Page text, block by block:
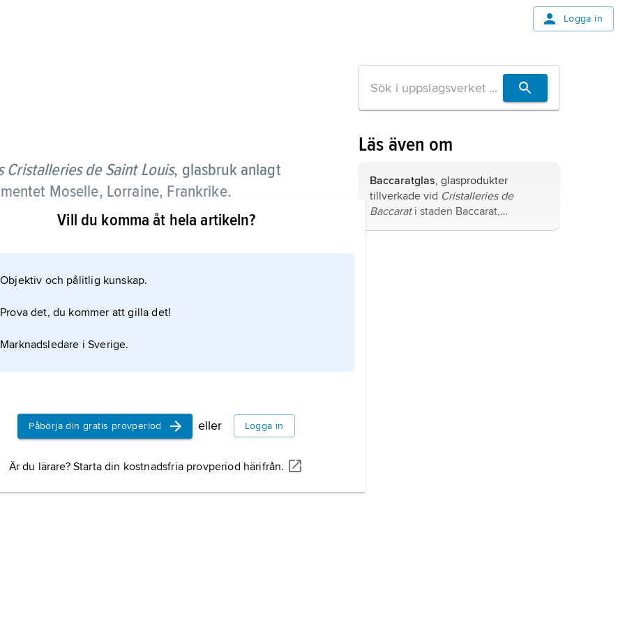
Logga in
Cristalleries de Saint Louis, glasbruk anlagt
Moselle, Lorraine, Frankrike.
stil samt från 1780-talet av servisglas,
liknande den engelska. Under 1800-talet
etsat glas av samma typ som i Baccarat (se
i
Vill du komma åt hela artikeln?
Objektiv och pålitlig kunskap.
Prova det, du kommer att gilla det!
Marknadsledare i Sverige.
Påbörja din gratis provperiod eller Logga in
Är du lärare? Starta din kostnadsfria provperiod härifrån.
Läs även om
Baccaratglas, glasprodukter
tillverkade vid Cristalleries de
Baccarati staden Baccarat,
departementet Meurthe-et-Moselle,